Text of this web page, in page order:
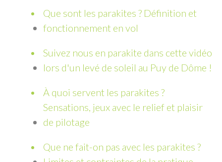
Que sont les parakites ? Définition et
fonctionnement en vol
Suivez nous en parakite dans cette vidéo
lors d'un levé de soleil au Puy de Dôme !
À quoi servent les parakites ?
Sensations, jeux avec le relief et plaisir
de pilotage
Que ne fait-on pas avec les parakites ?